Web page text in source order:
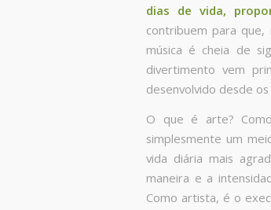
dias de vida,
contribuem para
música é cheia de
divertimento vem
desenvolvido desde
O que é arte?
simplesmente um
vida diária mais
maneira e a
Como artista, é o